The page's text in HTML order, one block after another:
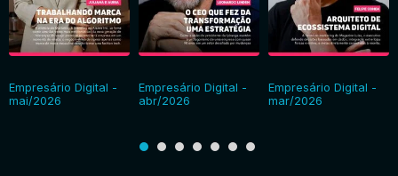
Empresário Digital -
mai/2026
Empresário Digital -
abr/2026
Empresário Digital -
mar/2026